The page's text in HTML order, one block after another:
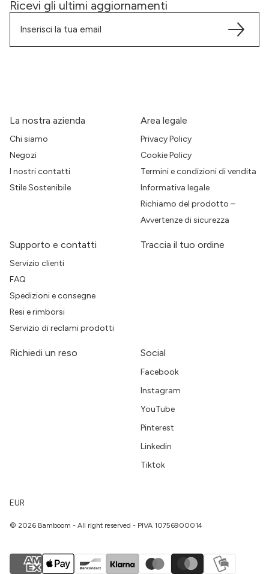
Ricevi gli ultimi aggiornamenti
La nostra azienda
Chi siamo
Negozi
I nostri contatti
Stile Sostenibile
Area legale
Privacy Policy
Cookie Policy
Termini e condizioni di vendita
Informativa legale
Richiamo del prodotto –
Avvertenze di sicurezza
Supporto e contatti
Servizio clienti
FAQ
Spedizioni e consegne
Resi e rimborsi
Servizio di reclami prodotti
Traccia il tuo ordine
Richiedi un reso Social
Facebook
Instagram
YouTube
Pinterest
Linkedin
Tiktok
EUR
© 2026 Bamboom - All right reserved - PIVA 10756900014